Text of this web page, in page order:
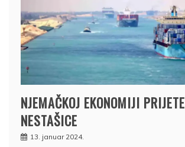
NJEMAČKOJ EKONOMIJI PRIJETE
NESTAŠICE
13. januar 2024.